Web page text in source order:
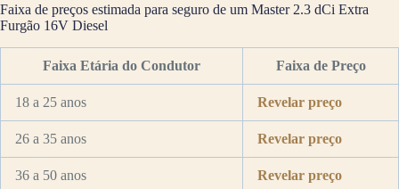
Faixa de preços estimada para seguro de um Master 2.3 dCi Extra
Furgão 16V Diesel
Faixa Etária do Condutor Faixa de Preço
18 a 25 anos Revelar preço
26 a 35 anos Revelar preço
36 a 50 anos Revelar preço